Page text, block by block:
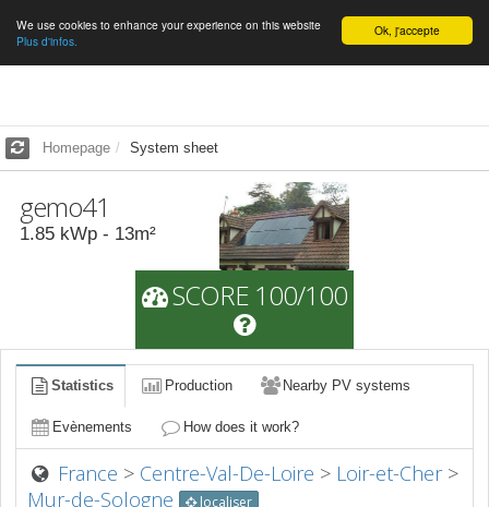
English Ok, j'accepte
We use cookies to enhance your experience on this website
Plus d'infos.
Homepage System sheet
gemo41
1.85 kWp - 13m²
SCORE 100/100
Statistics Production Nearby PV systems
Evènements How does it work?
France > Centre-Val-De-Loire > Loir-et-Cher>
Mur-de-Sologne
localiser